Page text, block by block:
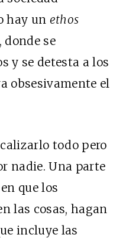
hay un ethos
se
y se detesta a los
obsesivamente el
todo pero
nadie. Una parte
que los
las cosas, hagan
incluye las